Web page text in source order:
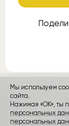
контакты
Rozetked © 2026
Мы используем
сайта.
Нажимая «ОК», ты
персональных
персональных